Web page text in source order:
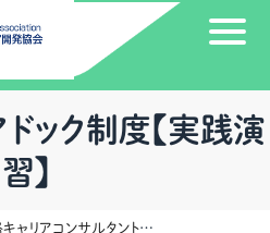
ドック制度【実践演
習】
国家資格キャリアコンサルタント更新講習